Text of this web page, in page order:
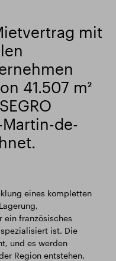
mit
41.507 m²
de-
eines kompletten
ein französisches
ist. Die
und es werden
Region entstehen.